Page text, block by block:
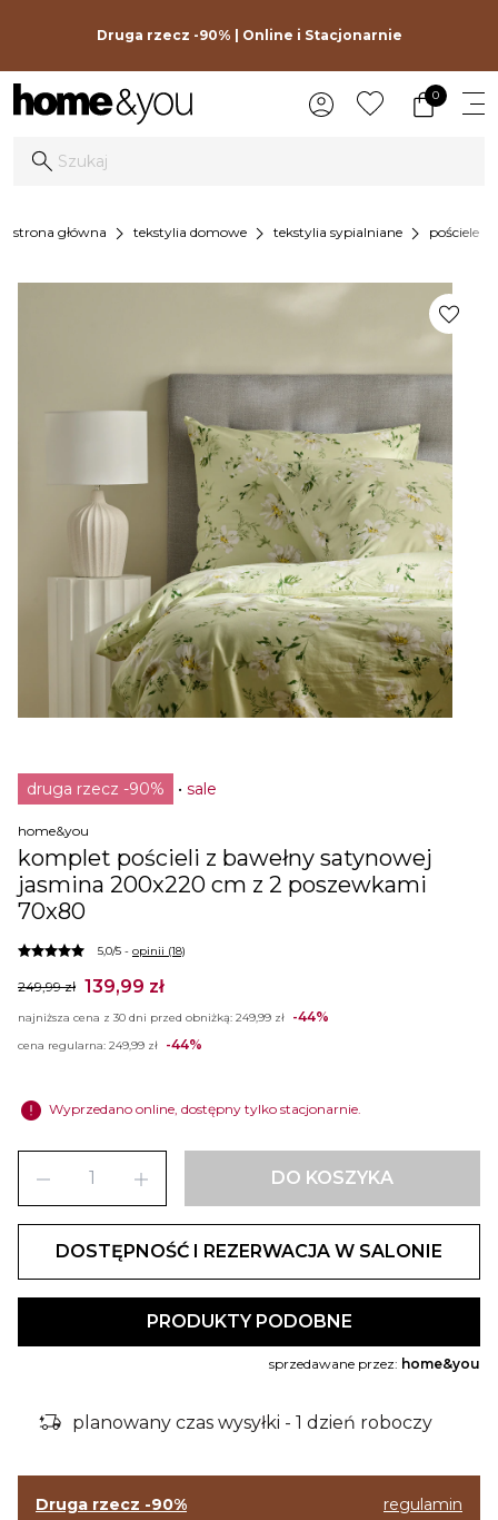
Druga rzecz -90% | Online i Stacjonarnie
0
strona główna chevron_right tekstylia domowe chevron_right tekstylia sypialniane chevron_right pościele
druga rzecz -90% sale
home&you
komplet pościeli z bawełny satynowej
jasmina 200x220 cm z 2 poszewkami
70x80
5,0/5 - opinii (18)
249,99 zł 139,99 zł
najniższa cena z 30 dni przed obniżką: 249,99 zł -44%
cena regularna: 249,99 zł -44%
error Wyprzedano online, dostępny tylko stacjonarnie.
remove add DO KOSZYKA
DOSTĘPNOŚĆ I REZERWACJA W SALONIE
PRODUKTY PODOBNE
sprzedawane przez: home&you
delivery_truck_bolt planowany czas wysyłki - 1 dzień roboczy
Druga rzecz -90%
regulamin
favorite